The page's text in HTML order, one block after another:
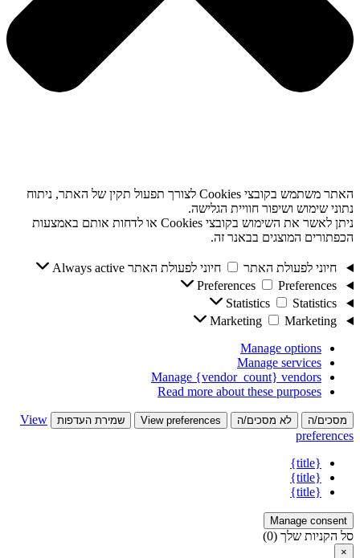
האתר משתמש בקובצי Cookies לצורך תפעול תקין של האתר, ניתוח
נתוני שימוש ושיפור חוויית הגלישה.
ניתן לאשר את השימוש בקובצי Cookies או לדחות אותם באמצעות
הכפתורים המוצגים בבאנר זה.
חיוני לפעולת האתר חיוני לפעולת האתר Always active
Preferences
Preferences
Statistics
Statistics
Marketing
Marketing
Manage options
Manage services
Manage {vendor_count} vendors
Read more about these purposes
מסכים/ה לא מסכים/ה View preferences שמירת העדפות
View
preferences
{title}
{title}
{title}
Manage consent
סל הקניות שלך (0)
×